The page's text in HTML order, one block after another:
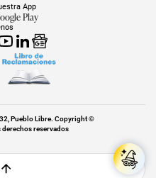
App
Play
Pueblo Libre. Copyright ©
reservados